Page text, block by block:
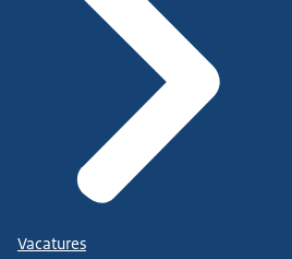
Vacatures